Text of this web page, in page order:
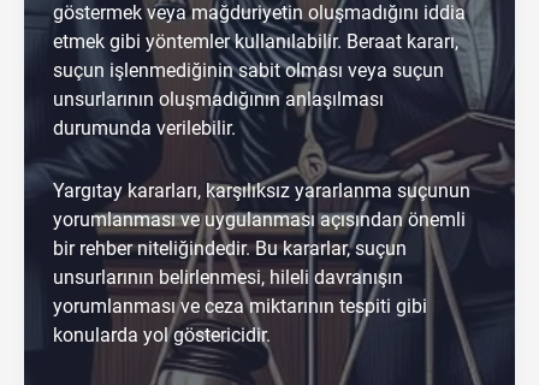
göstermek veya mağduriyetin oluşmadığını iddia
etmek gibi yöntemler kullanılabilir. Beraat kararı,
suçun işlenmediğinin sabit olması veya suçun
unsurlarının oluşmadığının anlaşılması
durumunda verilebilir.
Yargıtay kararları, karşılıksız yararlanma suçunun
yorumlanması ve uygulanması açısından önemli
bir rehber niteliğindedir. Bu kararlar, suçun
unsurlarının belirlenmesi, hileli davranışın
yorumlanması ve ceza miktarının tespiti gibi
konularda yol göstericidir.